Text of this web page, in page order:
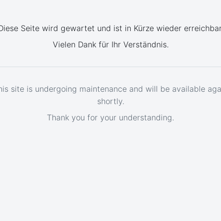
Seite wird gewartet und ist in Kürze wieder
Vielen Dank für Ihr Verständnis.
site is undergoing maintenance and will be available
shortly.
Thank you for your understanding.